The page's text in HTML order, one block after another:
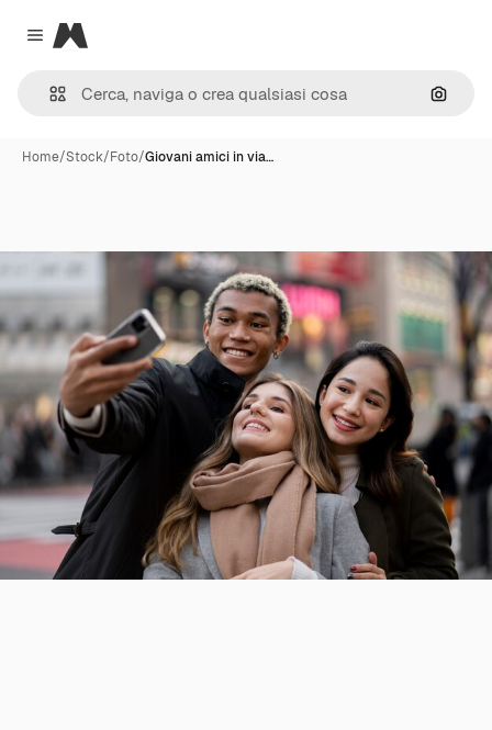
Close menu
Magnific
Cerca
Home/Stock/Foto/Giovani amici in via…